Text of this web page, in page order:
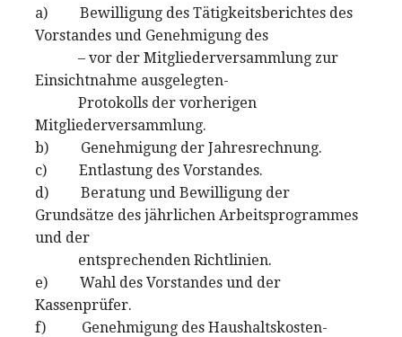
a) Bewilligung des Tätigkeitsberichtes des
Vorstandes und Genehmigung des
– vor der Mitgliederversammlung zur
Einsichtnahme ausgelegten-
Protokolls der vorherigen
Mitgliederversammlung.
b) Genehmigung der Jahresrechnung.
c) Entlastung des Vorstandes.
d) Beratung und Bewilligung der
Grundsätze des jährlichen Arbeitsprogrammes
und der
entsprechenden Richtlinien.
e) Wahl des Vorstandes und der
Kassenprüfer.
f) Genehmigung des Haushaltskosten-